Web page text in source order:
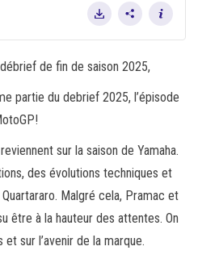
de fin de saison 2025,
partie du debrief 2025, l’épisode
sur la saison de Yamaha.
des évolutions techniques et
Malgré cela, Pramac et
être à la hauteur des attentes. On
sur l’avenir de la marque.